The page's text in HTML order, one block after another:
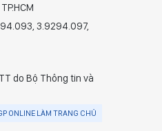
3.9294.097,
do Bộ Thông tin và
ONLINE LÀM TRANG CHỦ